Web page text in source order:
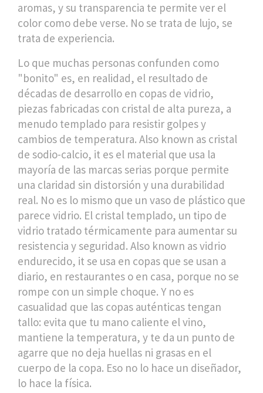
aromas, y su transparencia te permite ver el
color como debe verse. No se trata de lujo, se
trata de experiencia.
Lo que muchas personas confunden como
"bonito" es, en realidad, el resultado de
décadas de desarrollo en copas de vidrio,
piezas fabricadas con cristal de alta pureza, a
menudo templado para resistir golpes y
cambios de temperatura. Also known as cristal
de sodio-calcio, it es el material que usa la
mayoría de las marcas serias porque permite
una claridad sin distorsión y una durabilidad
real. No es lo mismo que un vaso de plástico que
parece vidrio. El cristal templado, un tipo de
vidrio tratado térmicamente para aumentar su
resistencia y seguridad. Also known asvidrio
endurecido, it se usa en copas que se usan a
diario, en restaurantes o en casa, porque no se
rompe con un simple choque. Y no es
casualidad que las copas auténticas tengan
tallo: evita que tu mano caliente el vino,
mantiene la temperatura, y te da un punto de
agarre que no deja huellas ni grasas en el
cuerpo de la copa. Eso no lo hace un diseñador,
lo hace la física.